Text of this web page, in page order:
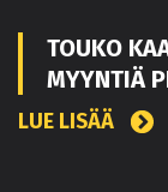
TOUKO
MYYNTIÄ
LUE LISÄÄ